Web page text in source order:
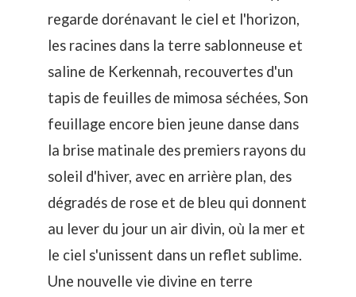
regarde dorénavant le ciel et l'horizon,
les racines dans la terre sablonneuse et
saline de Kerkennah, recouvertes d'un
tapis de feuilles de mimosa séchées, Son
feuillage encore bien jeune danse dans
la brise matinale des premiers rayons du
soleil d'hiver, avec en arrière plan, des
dégradés de rose et de bleu qui donnent
au lever du jour un air divin, où la mer et
le ciel s'unissent dans un reflet sublime.
Une nouvelle vie divine en terre